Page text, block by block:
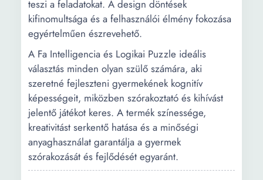
teszi a feladatokat. A design döntések
kifinomultsága és a felhasználói élmény fokozása
egyértelműen észrevehető.
A Fa Intelligencia és Logikai Puzzle ideális
választás minden olyan szülő számára, aki
szeretné fejleszteni gyermekének kognitív
képességeit, miközben szórakoztató és kihívást
jelentő játékot keres. A termék színessége,
kreativitást serkentő hatása és a minőségi
anyaghasználat garantálja a gyermek
szórakozását és fejlődését egyaránt.